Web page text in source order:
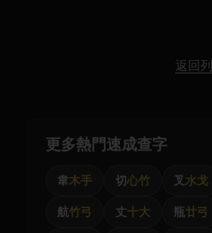
返回
更多熱門速成查字
韋木手 切心竹 叉 水戈
航竹弓 丈十大 瓶廿弓